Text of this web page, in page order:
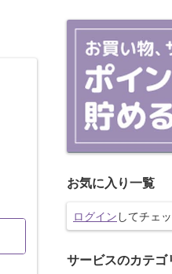
お買い物
お気に入り一覧
ログイン してチェ
サービスのカテゴ